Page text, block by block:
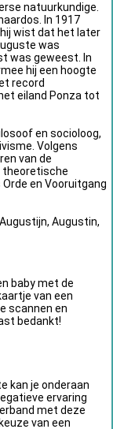
natuurkundige.
In 1917
wist dat het later
was
was geweest. In
hij een hoogte
record
eiland Ponza tot
en socioloog,
Volgens
van de
theoretische
en Vooruitgang
Augustin,
baby met de
van een
scannen en
bedankt!
kan je onderaan
ervaring
met deze
van een